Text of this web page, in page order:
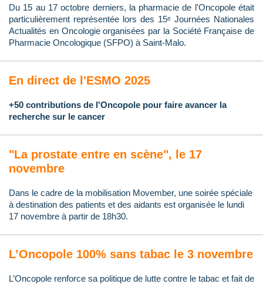
Du 15 au 17 octobre derniers, la pharmacie de l'Oncopole était
particulièrement représentée lors des 15ᵉ Journées Nationales
Actualités en Oncologie organisées par la Société Française de
Pharmacie Oncologique (SFPO) à Saint-Malo.
En direct de l'ESMO 2025
+50 contributions de l'Oncopole pour faire avancer la
recherche sur le cancer
"La prostate entre en scène", le 17
novembre
Dans le cadre de la mobilisation Movember, une soirée spéciale
à destination des patients et des aidants est organisée le lundi
17 novembre à partir de 18h30.
L’Oncopole 100% sans tabac le 3 novembre
L’Oncopole renforce sa politique de lutte contre le tabac et fait de